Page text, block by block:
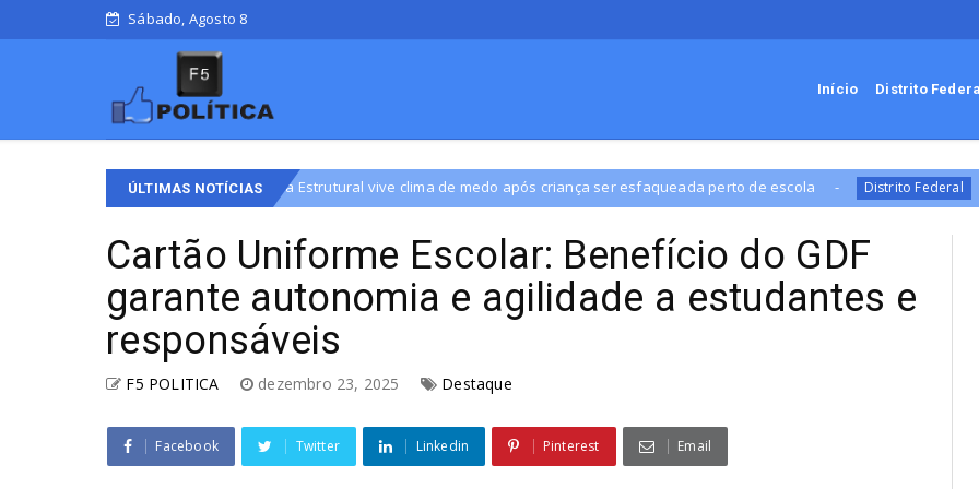
Sábado, Agosto 8
Início Distrito Federal
ÚLTIMAS NOTÍCIAS
da Estrutural vive clima de medo após criança ser esfaqueada perto de escola Distrito Federal GDF libera R$ 42,1 milhões
Cartão Uniforme Escolar: Benefício do GDF
garante autonomia e agilidade a estudantes e
responsáveis
F5 POLITICA dezembro 23, 2025 Destaque
Facebook Twitter Linkedin Pinterest Email